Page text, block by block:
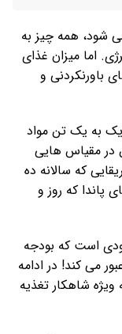
شود، همه چیز به
اما میزان غذای
باورنکردنی و
به یک تن مواد
در مقیاس هایی
که سالانه ده
پاندا که روز و
است که بودجه
می کند! در ادامه
شاهکار تغذیه